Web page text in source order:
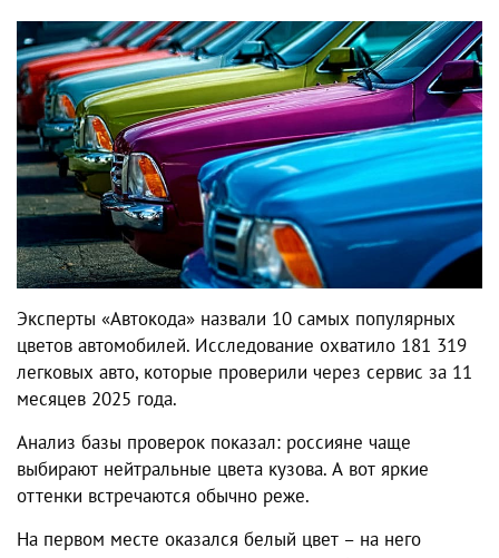
Эксперты «Автокода» назвали 10 самых популярных
цветов автомобилей. Исследование охватило 181 319
легковых авто, которые проверили через сервис за 11
месяцев 2025 года.
Анализ базы проверок показал: россияне чаще
выбирают нейтральные цвета кузова. А вот яркие
оттенки встречаются обычно реже.
На первом месте оказался белый цвет – на него